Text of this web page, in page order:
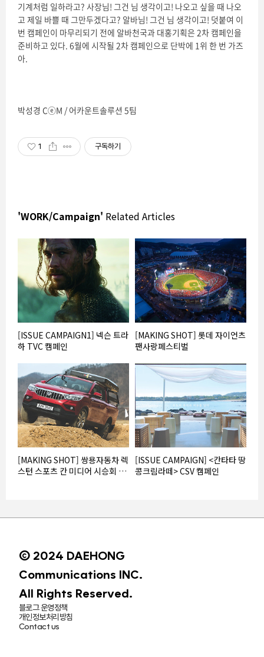
기계처럼 일하라고? 사장님! 그건 님 생각이고! 나오고 싶을 때 나오
고 제일 바쁠 때 그만두겠다고? 알바님! 그건 님 생각이고! 덧붙여 이
번 캠페인이 마무리되기 전에 알바천국과 대홍기획은 2차 캠페인을
준비하고 있다. 6월에 시작될 2차 캠페인으로 단박에 1위 한 번 가즈
아.
박성경 CⓔM / 어카운트솔루션 5팀
1 구독하기
'WORK/Campaign' Related Articles
[ISSUE CAMPAIGN1] 넥슨 트라
하 TVC 캠페인
[MAKING SHOT] 롯데 자이언츠
팬사랑페스티벌
[MAKING SHOT] 쌍용자동차 렉
스턴 스포츠 칸 미디어 시승회 &
[ISSUE CAMPAIGN] <칸타타 땅
콩크림라떼> CSV 캠페인
© 2024 DAEHONG
Communications INC.
All Rights Reserved.
블로그 운영정책
개인정보처리방침
Contact us